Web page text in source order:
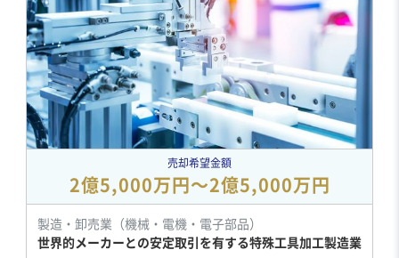
売却希望金額
2億5,000万円〜2億5,000万円
製造・卸売業（機械・電機・電子部品）
世界的メーカーとの安定取引を有する特殊工具加工製造業